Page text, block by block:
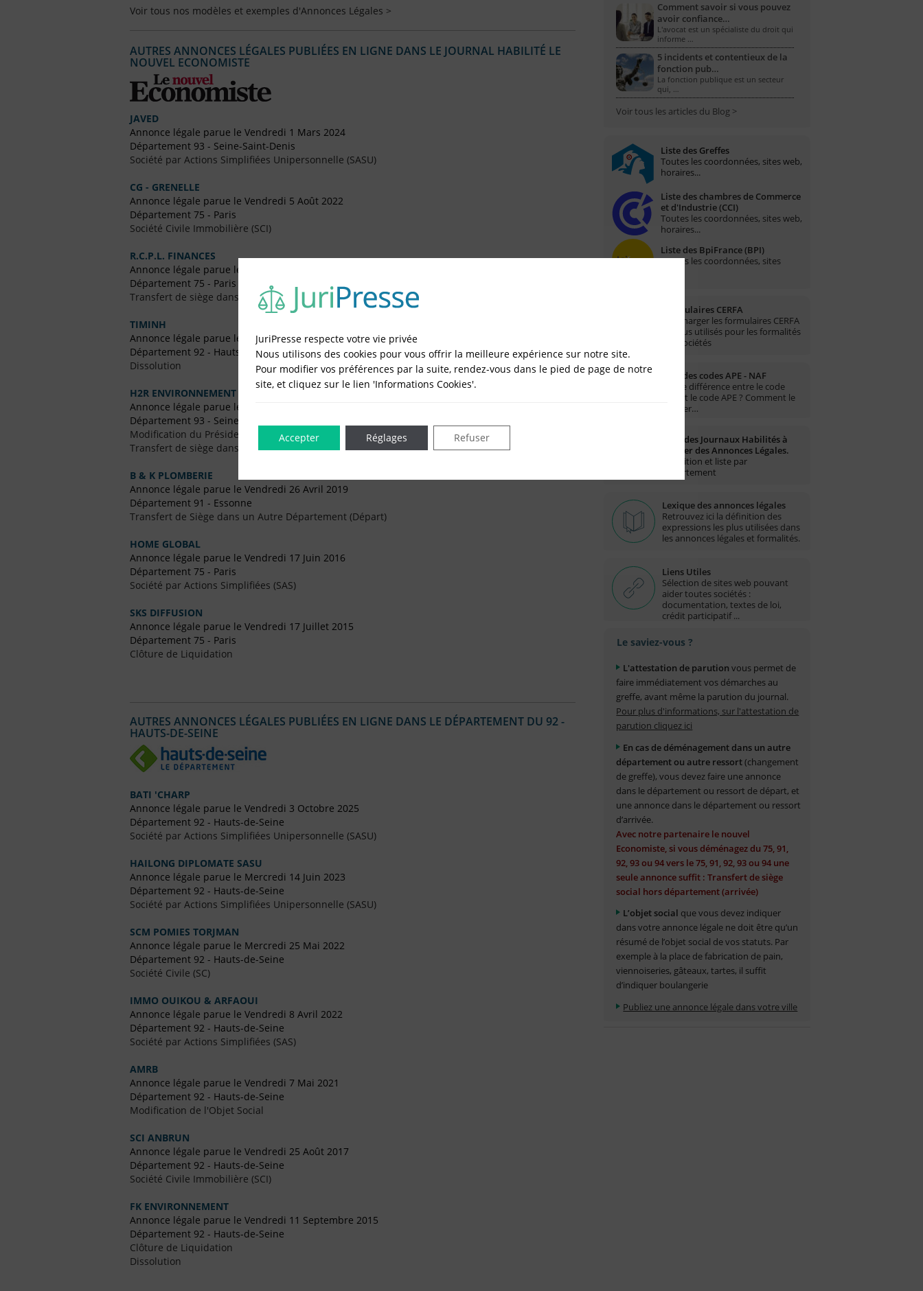
Voir tous nos modèles et exemples d'Annonces Légales >
AUTRES ANNONCES LÉGALES PUBLIÉES EN LIGNE DANS LE JOURNAL HABILITÉ LE
NOUVEL ECONOMISTE
JAVED
Annonce légale parue le Vendredi 1 Mars 2024
Département 93 - Seine-Saint-Denis
Société par Actions Simplifiées Unipersonnelle (SASU)
CG - GRENELLE
Annonce légale parue le Vendredi 5 Août 2022
Département 75 - Paris
Société Civile Immobilière (SCI)
R.C.P.L. FINANCES
Annonce légale parue le Vendredi 16 Juillet 2021
Département 75 - Paris
Transfert de siège dans un Autre Département (Arrivée)
TIMINH
Annonce légale parue le Vendredi 14 Mai 2021
Département 92 - Hauts-de-Seine
Dissolution
H2R ENVIRONNEMENT
Annonce légale parue le Vendredi 28 Février 2020
Département 93 - Seine-Saint-Denis
Modification du Président
Transfert de siège dans un Autre Département (Arrivée)
B & K PLOMBERIE
Annonce légale parue le Vendredi 26 Avril 2019
Département 91 - Essonne
Transfert de Siège dans un Autre Département (Départ)
HOME GLOBAL
Annonce légale parue le Vendredi 17 Juin 2016
Département 75 - Paris
Société par Actions Simplifiées (SAS)
SKS DIFFUSION
Annonce légale parue le Vendredi 17 Juillet 2015
Département 75 - Paris
Clôture de Liquidation
AUTRES ANNONCES LÉGALES PUBLIÉES EN LIGNE DANS LE DÉPARTEMENT DU 92 -
HAUTS-DE-SEINE
BATI 'CHARP
Annonce légale parue le Vendredi 3 Octobre 2025
Département 92 - Hauts-de-Seine
Société par Actions Simplifiées Unipersonnelle (SASU)
HAILONG DIPLOMATE SASU
Annonce légale parue le Mercredi 14 Juin 2023
Département 92 - Hauts-de-Seine
Société par Actions Simplifiées Unipersonnelle (SASU)
SCM POMIES TORJMAN
Annonce légale parue le Mercredi 25 Mai 2022
Département 92 - Hauts-de-Seine
Société Civile (SC)
IMMO OUIKOU & ARFAOUI
Annonce légale parue le Vendredi 8 Avril 2022
Département 92 - Hauts-de-Seine
Société par Actions Simplifiées (SAS)
AMRB
Annonce légale parue le Vendredi 7 Mai 2021
Département 92 - Hauts-de-Seine
Modification de l'Objet Social
SCI ANBRUN
Annonce légale parue le Vendredi 25 Août 2017
Département 92 - Hauts-de-Seine
Société Civile Immobilière (SCI)
FK ENVIRONNEMENT
Annonce légale parue le Vendredi 11 Septembre 2015
Département 92 - Hauts-de-Seine
Clôture de Liquidation
Dissolution
Comment savoir si vous pouvez
avoir confiance…
L'avocat est un spécialiste du droit qui
informe …
5 incidents et contentieux de la
fonction pub…
La fonction publique est un secteur
qui, …
Voir tous les articles du Blog >
Liste des Greffes
Toutes les coordonnées, sites web,
horaires...
Liste des chambres de Commerce
et d'Industrie (CCI)
Toutes les coordonnées, sites web,
horaires...
Liste des BpiFrance (BPI)
Toutes les coordonnées, sites
Formulaires CERFA
Télécharger les formulaires CERFA
les plus utilisés pour les formalités
des sociétés
Liste des codes APE - NAF
Quelle différence entre le code
NAF et le code APE ? Comment le
trouver…
Liste des Journaux Habilités à
publier des Annonces Légales.
Définition et liste par
département
Lexique des annonces légales
Retrouvez ici la définition des
expressions les plus utilisées dans
les annonces légales et formalités.
Liens Utiles
Sélection de sites web pouvant
aider toutes sociétés :
documentation, textes de loi,
crédit participatif ...
Le saviez-vous ?
L'attestation de parution vous permet de
faire immédiatement vos démarches au
greffe, avant même la parution du journal.
Pour plus d'informations, sur l'attestation de
parution cliquez ici
En cas de déménagement dans un autre
département ou autre ressort(changement
de greffe), vous devez faire une annonce
dans le département ou ressort de départ, et
une annonce dans le département ou ressort
d’arrivée.
Avec notre partenaire le nouvel
Economiste, si vous déménagez du 75, 91,
92, 93 ou 94 vers le 75, 91, 92, 93 ou 94 une
seule annonce suffit : Transfert de siège
social hors département (arrivée)
L’objet social que vous devez indiquer
dans votre annonce légale ne doit être qu’un
résumé de l’objet social de vos statuts. Par
exemple à la place de fabrication de pain,
viennoiseries, gâteaux, tartes, il suffit
d’indiquer boulangerie
Publiez une annonce légale dans votre ville
JuriPresse respecte votre vie privée
Nous utilisons des cookies pour vous offrir la meilleure expérience sur notre site.
Pour modifier vos préférences par la suite, rendez-vous dans le pied de page de notre
site, et cliquez sur le lien 'Informations Cookies'.
Accepter Refuser
Réglages